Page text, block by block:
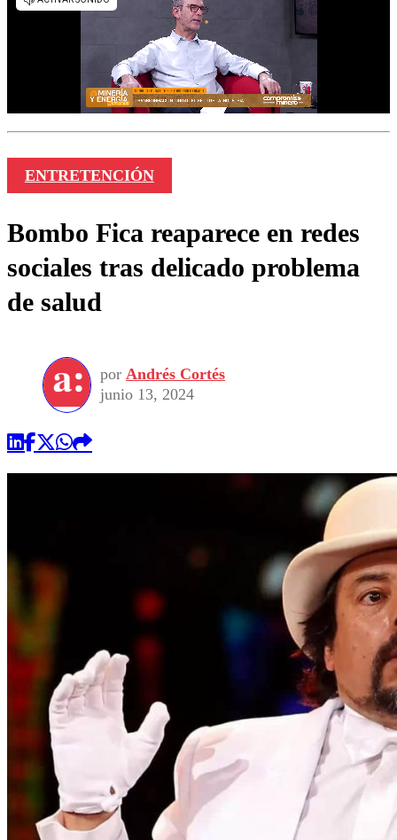
ENTRETENCIÓN
Bombo Fica reaparece en redes
sociales tras delicado problema
de salud
por Andrés Cortés
junio 13, 2024